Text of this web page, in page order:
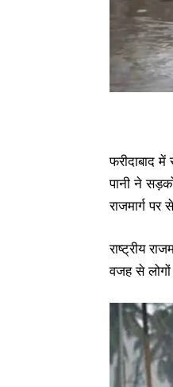
फरीदाबाद
पानी ने
राजमार्ग पर
राष्ट्रीय
वजह से